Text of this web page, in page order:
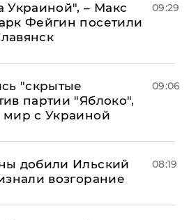
Украиной", – Макс
Фейгин посетили
09:29
"скрытые
партии "Яблоко",
с Украиной
09:06
добили Ильский
возгорание
08:19